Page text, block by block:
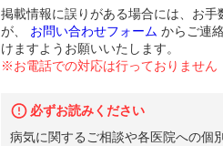
掲載情報に誤りがある場合には、お手
が、
お問い合わせフォーム からご連
けますようお願いいたします。
※お電話での対応は行っておりません
必ずお読みください
病気に関するご相談や各医院への個